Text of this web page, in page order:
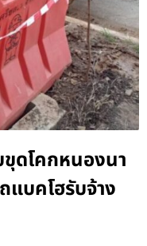
ดโคกหนองนา
แบคโฮรับจ้าง